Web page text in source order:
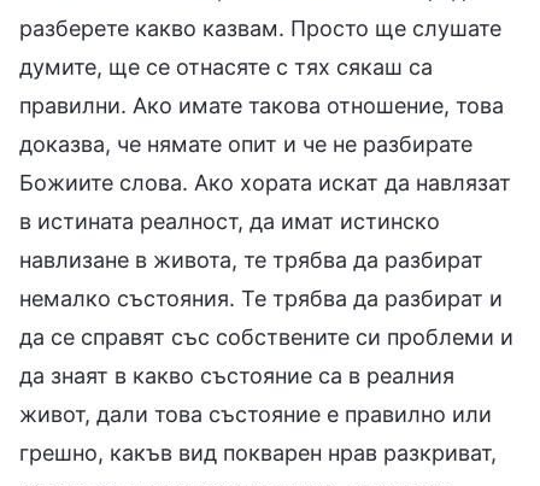
разберете какво казвам. Просто ще слушате
думите, ще се отнасяте с тях сякаш са
правилни. Ако имате такова отношение, това
доказва, че нямате опит и че не разбирате
Божиите слова. Ако хората искат да навлязат
в истината реалност, да имат истинско
навлизане в живота, те трябва да разбират
немалко състояния. Те трябва да разбират и
да се справят със собствените си проблеми и
да знаят в какво състояние са в реалния
живот, дали това състояние е правилно или
грешно, какъв вид покварен нрав разкриват,